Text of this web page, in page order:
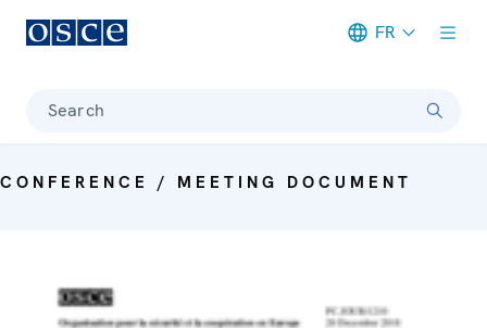
FR
Search
CONFERENCE / MEETING DOCUMENT